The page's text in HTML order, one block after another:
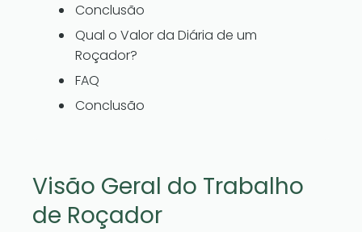
Conclusão
Qual o Valor da Diária de um
Roçador?
FAQ
Conclusão
Visão Geral do Trabalho
de Roçador